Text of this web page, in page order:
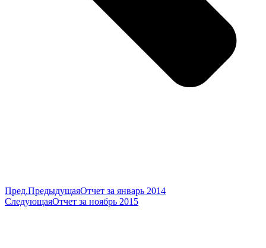
Пред.ПредыдущаяОтчет за январь 2014
СледующаяОтчет за ноябрь 2015